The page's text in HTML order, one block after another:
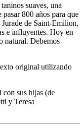
suaves, una
800 años para que
de Saint-Emilion,
e influyentes. Hoy en
natural. Debemos
original utilizando